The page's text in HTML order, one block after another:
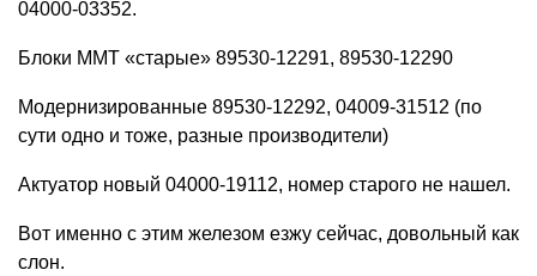
04000-03352.
Блоки ММТ «старые» 89530-12291, 89530-12290
Модернизированные 89530-12292, 04009-31512 (по
сути одно и тоже, разные производители)
Актуатор новый 04000-19112, номер старого не нашел.
Вот именно с этим железом езжу сейчас, довольный как
слон.